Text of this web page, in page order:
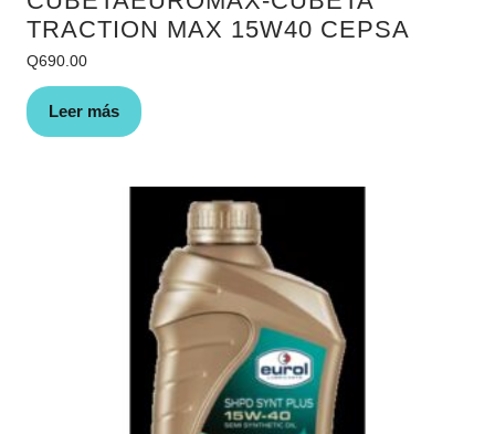
TRACTION MAX 15W40 CEPSA
Q690.00
Leer más